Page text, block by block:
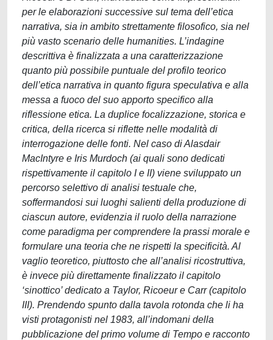
per le elaborazioni successive sul tema dell’etica
narrativa, sia in ambito strettamente filosofico, sia nel
più vasto scenario delle humanities. L’indagine
descrittiva è finalizzata a una caratterizzazione
quanto più possibile puntuale del profilo teorico
dell’etica narrativa in quanto figura speculativa e alla
messa a fuoco del suo apporto specifico alla
riflessione etica. La duplice focalizzazione, storica e
critica, della ricerca si riflette nelle modalità di
interrogazione delle fonti. Nel caso di Alasdair
MacIntyre e Iris Murdoch (ai quali sono dedicati
rispettivamente il capitolo I e II) viene sviluppato un
percorso selettivo di analisi testuale che,
soffermandosi sui luoghi salienti della produzione di
ciascun autore, evidenzia il ruolo della narrazione
come paradigma per comprendere la prassi morale e
formulare una teoria che ne rispetti la specificità. Al
vaglio teoretico, piuttosto che all’analisi ricostruttiva,
è invece più direttamente finalizzato il capitolo
‘sinottico’ dedicato a Taylor, Ricoeur e Carr (capitolo
III). Prendendo spunto dalla tavola rotonda che li ha
visti protagonisti nel 1983, all’indomani della
pubblicazione del primo volume di Tempo e racconto